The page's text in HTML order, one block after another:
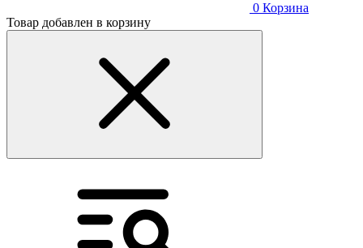
0 Корзина
Товар добавлен в корзину